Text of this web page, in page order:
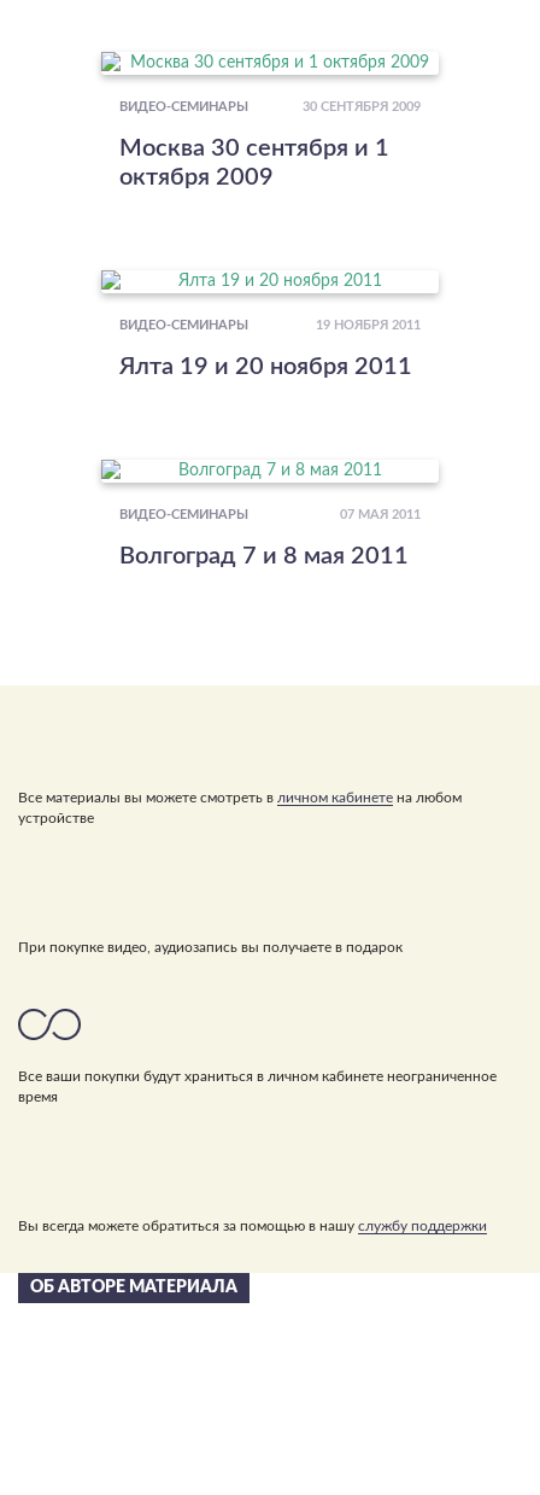
ВИДЕО-СЕМИНАРЫ 30 СЕНТЯБРЯ 2009
Москва 30 сентября и 1
октября 2009
ВИДЕО-СЕМИНАРЫ 19 НОЯБРЯ 2011
Ялта 19 и 20 ноября 2011
ВИДЕО-СЕМИНАРЫ 07 МАЯ 2011
Волгоград 7 и 8 мая 2011
Все материалы вы можете смотреть в личном кабинете на любом
устройстве
При покупке видео, аудиозапись вы получаете в подарок
Все ваши покупки будут храниться в личном кабинете неограниченное
время
Вы всегда можете обратиться за помощью в нашу службу поддержки
ОБ АВТОРЕ МАТЕРИАЛА